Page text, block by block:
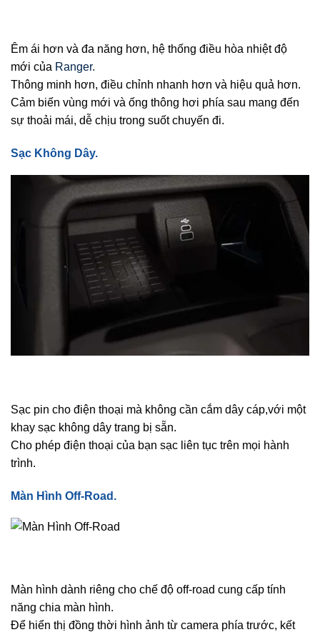
Êm ái hơn và đa năng hơn, hệ thống điều hòa nhiệt độ
mới của Ranger.
Thông minh hơn, điều chỉnh nhanh hơn và hiệu quả hơn.
Cảm biến vùng mới và ống thông hơi phía sau mang đến
sự thoải mái, dễ chịu trong suốt chuyến đi.
Sạc Không Dây.
Sạc pin cho điện thoại mà không cần cắm dây cáp,với một
khay sạc không dây trang bị sẵn.
Cho phép điện thoại của bạn sạc liên tục trên mọi hành
trình.
Màn Hình Off-Road.
Màn hình dành riêng cho chế độ off-road cung cấp tính
năng chia màn hình.
Để hiển thị đồng thời hình ảnh từ camera phía trước, kết